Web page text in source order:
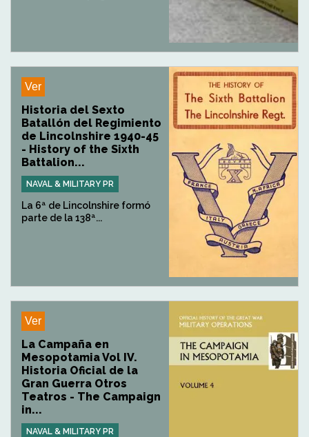
Ver
Historia del Sexto
Batallón del Regimiento
de Lincolnshire 1940-45
- History of the Sixth
Battalion...
NAVAL & MILITARY PR
La 6ª de Lincolnshire formó
parte de la 138ª...
Ver
La Campaña en
Mesopotamia Vol IV.
Historia Oficial de la
Gran Guerra Otros
Teatros - The Campaign
in...
NAVAL & MILITARY PR